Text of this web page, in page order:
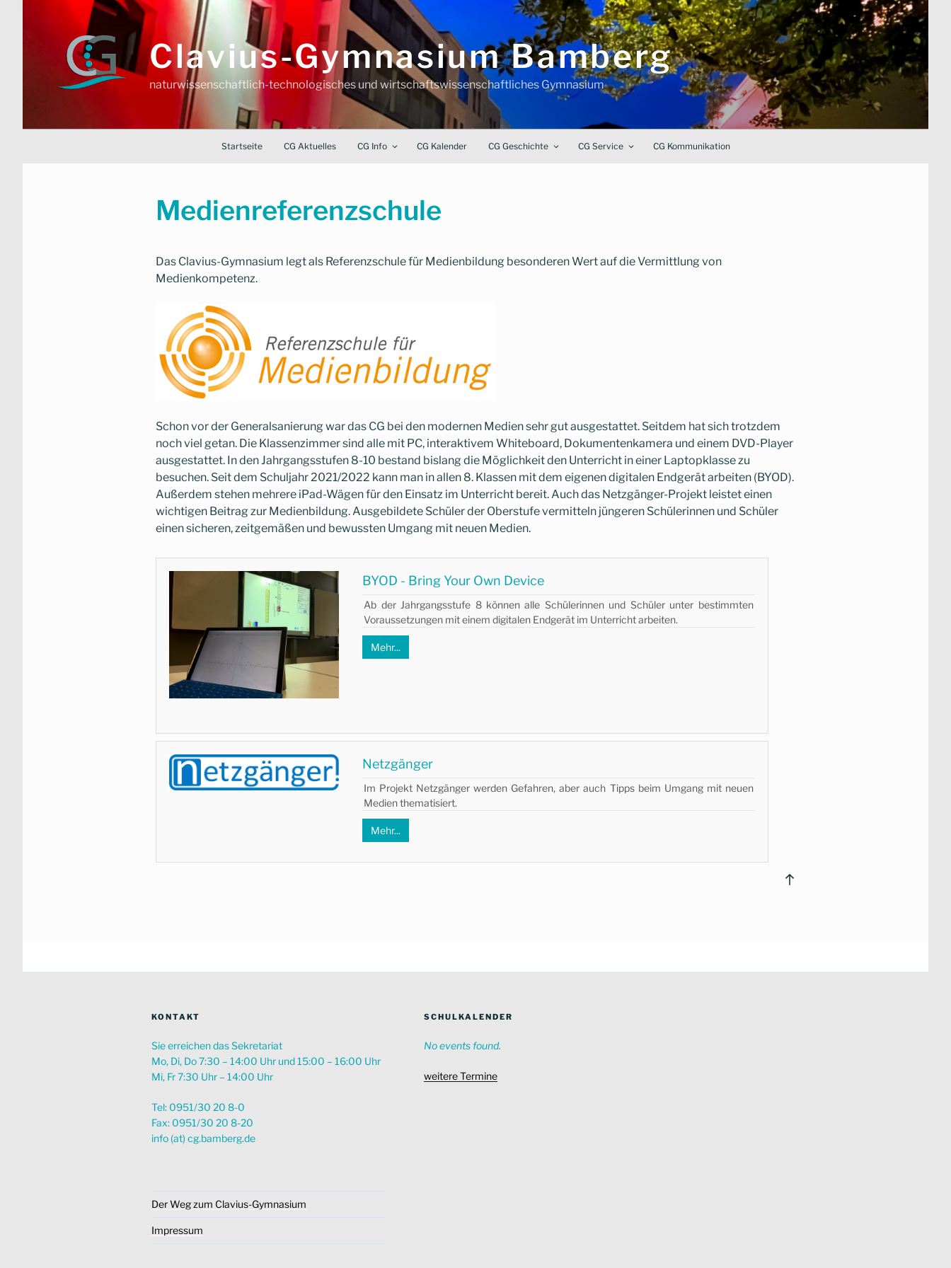
Clavius-Gymnasium Bamberg
naturwissenschaftlich-technologisches und wirtschaftswissenschaftliches Gymnasium
Startseite CG Aktuelles CG Info CG Kalender CG Geschichte CG Service CG Kommunikation
Medienreferenzschule
Das Clavius-Gymnasium legt als Referenzschule für Medienbildung besonderen Wert auf die Vermittlung von
Medienkompetenz.
Schon vor der Generalsanierung war das CG bei den modernen Medien sehr gut ausgestattet. Seitdem hat sich trotzdem
noch viel getan. Die Klassenzimmer sind alle mit PC, interaktivem Whiteboard, Dokumentenkamera und einem DVD-Player
ausgestattet. In den Jahrgangsstufen 8-10 bestand bislang die Möglichkeit den Unterricht in einer Laptopklasse zu
besuchen. Seit dem Schuljahr 2021/2022 kann man in allen 8. Klassen mit dem eigenen digitalen Endgerät arbeiten (BYOD).
Außerdem stehen mehrere iPad-Wägen für den Einsatz im Unterricht bereit. Auch das Netzgänger-Projekt leistet einen
wichtigen Beitrag zur Medienbildung. Ausgebildete Schüler der Oberstufe vermitteln jüngeren Schülerinnen und Schüler
einen sicheren, zeitgemäßen und bewussten Umgang mit neuen Medien.
BYOD - Bring Your Own Device
Ab der Jahrgangsstufe 8 können alle Schülerinnen und Schüler unter bestimmten
Voraussetzungen mit einem digitalen Endgerät im Unterricht arbeiten.
Mehr...
Netzgänger
Im Projekt Netzgänger werden Gefahren, aber auch Tipps beim Umgang mit neuen
Medien thematisiert.
Mehr...
KONTAKT
Sie erreichen das Sekretariat
Mo, Di, Do 7:30 – 14:00 Uhr und 15:00 – 16:00 Uhr
Mi, Fr 7:30 Uhr – 14:00 Uhr
Tel: 0951/30 20 8-0
Fax: 0951/30 20 8-20
info (at) cg.bamberg.de
Der Weg zum Clavius-Gymnasium
Impressum
SCHULKALENDER
No events found.
weitere Termine